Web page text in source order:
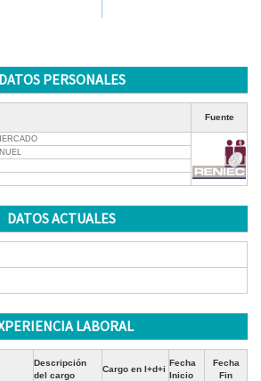
DATOS PERSONALES
Fuente
DATOS ACTUALES
LABORAL
Descripción
del cargo
Cargo en I+d+i
Fecha
Inicio
Fecha
Fin